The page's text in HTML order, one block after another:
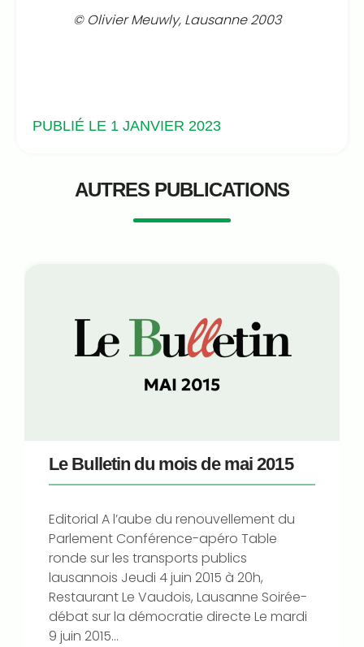
© Olivier Meuwly, Lausanne 2003
PUBLIÉ LE 1 JANVIER 2023
AUTRES PUBLICATIONS
Le Bulletin du mois de mai 2015
Editorial A l’aube du renouvellement du
Parlement Conférence-apéro Table
ronde sur les transports publics
lausannois Jeudi 4 juin 2015 à 20h,
Restaurant Le Vaudois, Lausanne Soirée-
débat sur la démocratie directe Le mardi
9 juin 2015...